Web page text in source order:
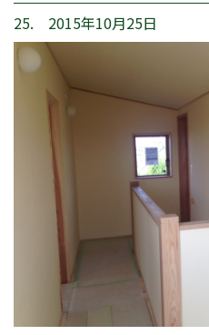
25. 2015年10月25日